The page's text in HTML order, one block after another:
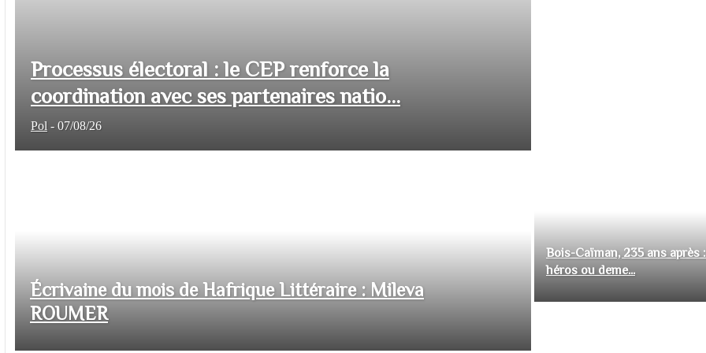
Processus électoral : le CEP renforce la
coordination avec ses partenaires natio...
Pol - 07/08/26
Écrivaine du mois de Hafrique Littéraire : Mileva
ROUMER
Bois-Caïman, 235 ans après
héros ou deme...